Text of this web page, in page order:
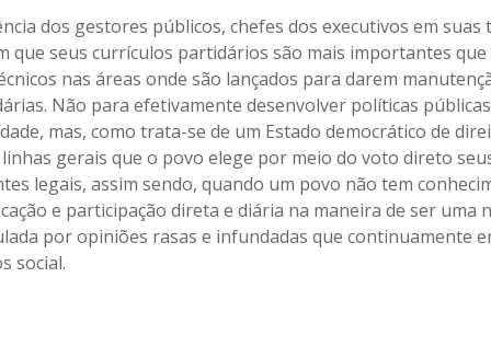
dos gestores públicos, chefes dos executivos em suas
que seus currículos partidários são mais importantes que
nas áreas onde são lançados para darem
Não para efetivamente desenvolver políticas
mas, como trata-se de um Estado democrático de
gerais que o povo elege por meio do voto direto
legais, assim sendo, quando um povo não tem
e participação direta e diária na maneira de ser uma
por opiniões rasas e infundadas que continuamente
social.